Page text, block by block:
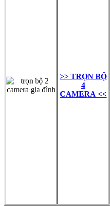
>> TRỌN BỘ
4
CAMERA <<